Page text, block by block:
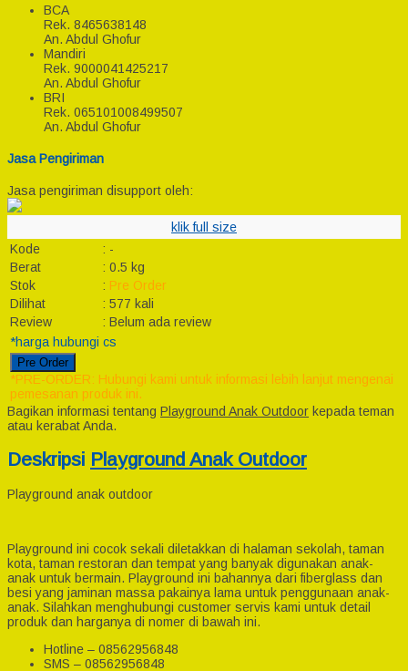
BCA
Rek. 8465638148
An. Abdul Ghofur
Mandiri
Rek. 9000041425217
An. Abdul Ghofur
BRI
Rek. 065101008499507
An. Abdul Ghofur
Jasa Pengiriman
Jasa pengiriman disupport oleh:
klik full size
Kode
: -
Berat
: 0.5 kg
Stok
: Pre Order
Dilihat
: 577 kali
Review
: Belum ada review
*harga hubungi cs
Pre Order
*PRE-ORDER: Hubungi kami untuk informasi lebih lanjut mengenai
pemesanan produk ini.
Bagikan informasi tentang Playground Anak Outdoor kepada teman
atau kerabat Anda.
Deskripsi Playground Anak Outdoor
Playground anak outdoor
Playground ini cocok sekali diletakkan di halaman sekolah, taman
kota, taman restoran dan tempat yang banyak digunakan anak-
anak untuk bermain. Playground ini bahannya dari fiberglass dan
besi yang jaminan massa pakainya lama untuk penggunaan anak-
anak. Silahkan menghubungi customer servis kami untuk detail
produk dan harganya di nomer di bawah ini.
Hotline – 08562956848
SMS – 08562956848